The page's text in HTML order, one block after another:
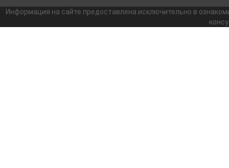
Информация на сайте предоставлена исключительно в